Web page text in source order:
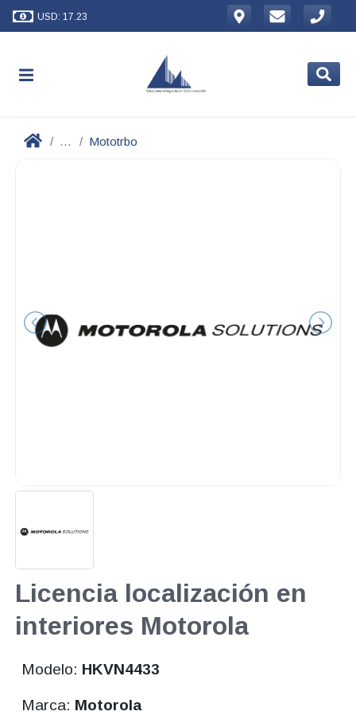
USD: 17.23
... Mototrbo
Licencia localización en
interiores Motorola
Modelo: HKVN4433
Marca: Motorola